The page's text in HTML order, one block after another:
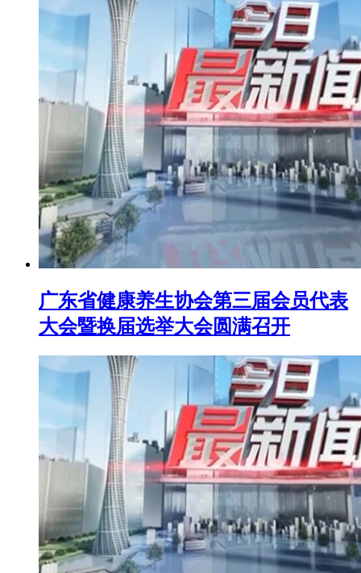
广东省健康养生协会第三届会员代表
大会暨换届选举大会圆满召开